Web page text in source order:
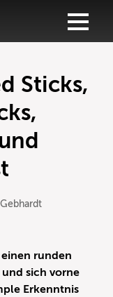
Sticks,
runden
sich vorne
Erkenntnis